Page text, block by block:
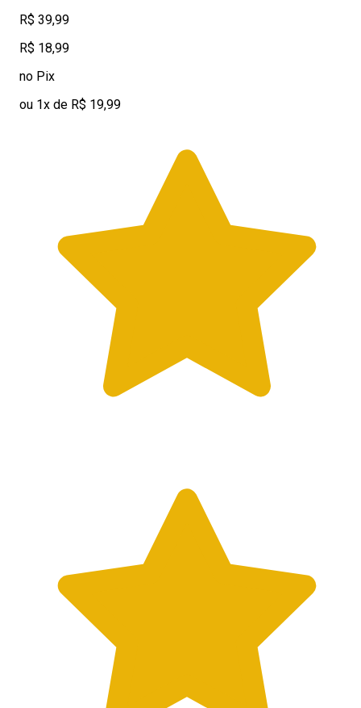
R$ 39,99
R$ 18,99
no Pix
ou 1x de R$ 19,99